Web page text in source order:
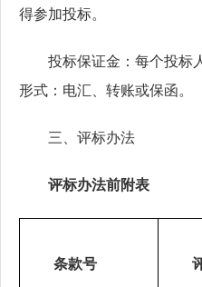
得参加投标。
投标保证金：每个投标
形式：电汇、转账或保函。
三、评标办法
评标办法前附表
条款号